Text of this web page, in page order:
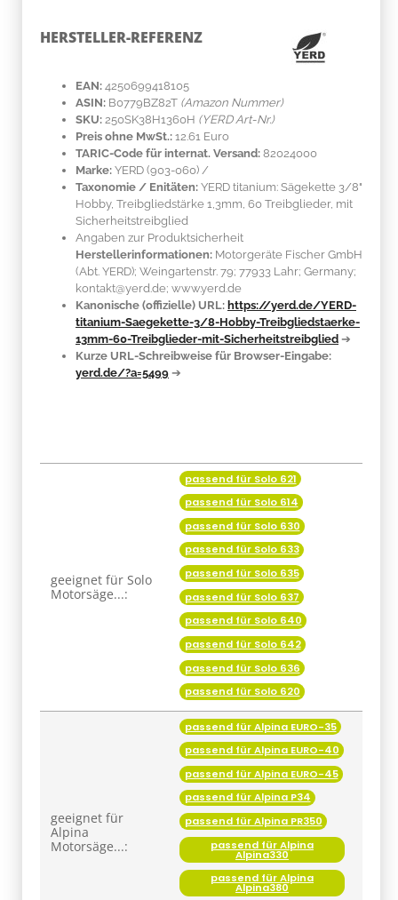
HERSTELLER-REFERENZ
EAN: 4250699418105
ASIN: B0779BZ82T (Amazon Nummer)
SKU: 250SK38H1360H (YERD Art-Nr.)
Preis ohne MwSt.: 12.61 Euro
TARIC-Code für internat. Versand: 82024000
Marke: YERD (903-060) /
Taxonomie / Enitäten: YERD titanium: Sägekette 3/8"
Hobby, Treibgliedstärke 1,3mm, 60 Treibglieder, mit
Sicherheitstreibglied
Angaben zur Produktsicherheit
Herstellerinformationen: Motorgeräte Fischer GmbH
(Abt. YERD); Weingartenstr. 79; 77933 Lahr; Germany;
kontakt@yerd.de; www.yerd.de
Kanonische (offizielle) URL: https://yerd.de/YERD-
titanium-Saegekette-3/8-Hobby-Treibgliedstaerke-
13mm-60-Treibglieder-mit-Sicherheitstreibglied ➔
Kurze URL-Schreibweise für Browser-Eingabe:
yerd.de/?a=5499 ➔
Produkteigenschaft
geeignet für Solo
Motorsäge...:
passend für Solo 621
passend für Solo 614
passend für Solo 630
passend für Solo 633
passend für Solo 635
passend für Solo 637
passend für Solo 640
passend für Solo 642
passend für Solo 636
passend für Solo 620
geeignet für
Alpina
Motorsäge...:
passend für Alpina EURO-35
passend für Alpina EURO-40
passend für Alpina EURO-45
passend für Alpina P34
passend für Alpina PR350
passend für Alpina
Alpina330
passend für Alpina
Alpina380